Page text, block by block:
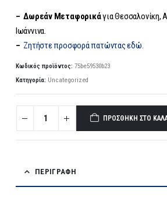
– Δωρεάν Μεταφορικάγια Θεσσαλονίκη,
Ιωάννινα.
– Ζητήστε προσφορά πατώντας εδώ.
Κωδικός προϊόντος: 75be59530b23
Κατηγορία: Uncategorized
ΠΡΟΣΘΉΚΗ ΣΤΟ
ΠΕΡΙΓΡΑΦΉ